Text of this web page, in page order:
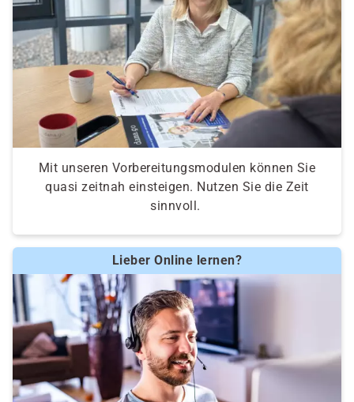
Mit unseren Vorbereitungsmodulen können Sie
quasi zeitnah einsteigen. Nutzen Sie die Zeit
sinnvoll.
Lieber Online lernen?